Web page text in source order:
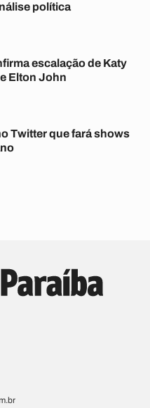
política
escalação de Katy
Elton John
Twitter que fará shows